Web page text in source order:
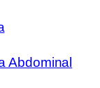
Abdominal